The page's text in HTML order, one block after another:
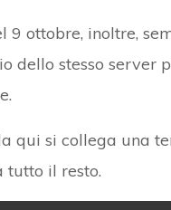
9 ottobre, inoltre,
dello stesso
qui si collega una
tutto il resto.